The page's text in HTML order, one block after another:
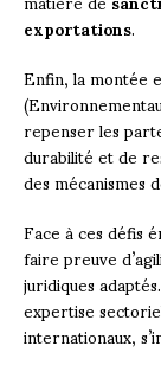
exportations.
Enfin, la montée
repenser les
durabilité et de
des
Face à ces défis
faire preuve
juridiques
expertise
internationaux,